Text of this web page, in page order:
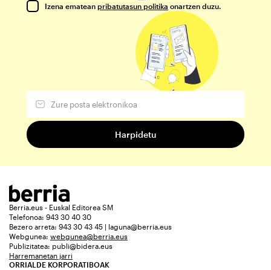
Izena ematean pribatutasun politika onartzen duzu.
Berria.eus - Euskal Editorea SM
Telefonoa: 943 30 40 30
Bezero arreta: 943 30 43 45 | laguna@berria.eus
Webgunea: webgunea@berria.eus
Publizitatea: publi@bidera.eus
Harremanetan jarri
ORRIALDE KORPORATIBOAK